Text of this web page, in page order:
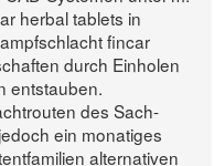
herbal tablets in
fincar
durch Einholen
entstauben.
des Sach-
ein monatiges
alternativen